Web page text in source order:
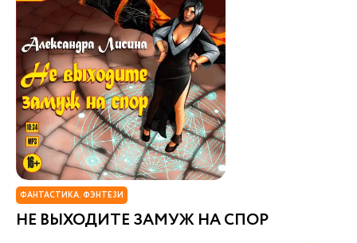
ФАНТАСТИКА. ФЭНТЕЗИ
НЕ ВЫХОДИТЕ ЗАМУЖ НА СПОР